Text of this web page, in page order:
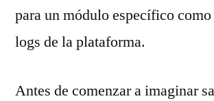
para un módulo específico
logs de la plataforma.
Antes de comenzar a imaginar